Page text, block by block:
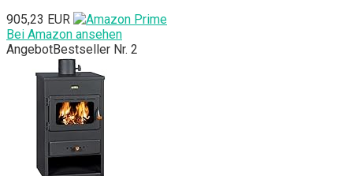
905,23 EUR
Bei Amazon ansehen
AngebotBestseller Nr. 2